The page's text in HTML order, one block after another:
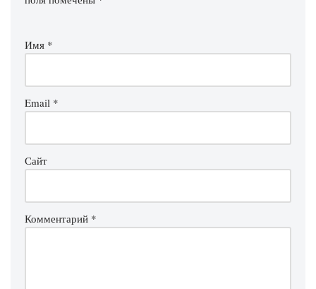
Имя *
Email *
Сайт
Комментарий *